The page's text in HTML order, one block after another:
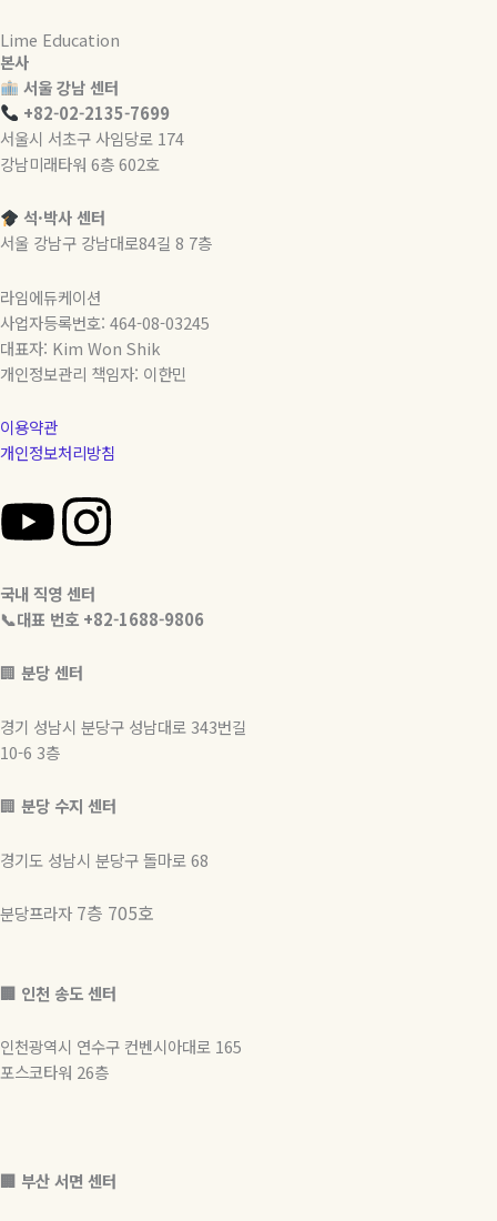
Lime Education
본사
서울 강남 센터
+82-02-2135-7699
서울시 서초구 사임당로 174
강남미래타워 6층 602호
석·박사 센터
서울 강남구 강남대로84길 8 7층
라임에듀케이션
사업자등록번호: 464-08-03245
대표자: Kim Won Shik
개인정보관리 책임자: 이한민
이용약관
개인정보처리방침
Y
o
u
t
u
b
e
I
n
s
a
g
r
a
m
국내 직영 센터
📞대표 번호 +82-1688-9806
🏢 분당 센터
경기 성남시 분당구 성남대로 343번길
10-6 3층
🏢 분당 수지 센터
경기도 성남시 분당구 돌마로 68
분당프라자 7층 705호
🏢 인천 송도 센터
인천광역시 연수구 컨벤시아대로 165
포스코타워 26층
🏢 부산 서면 센터